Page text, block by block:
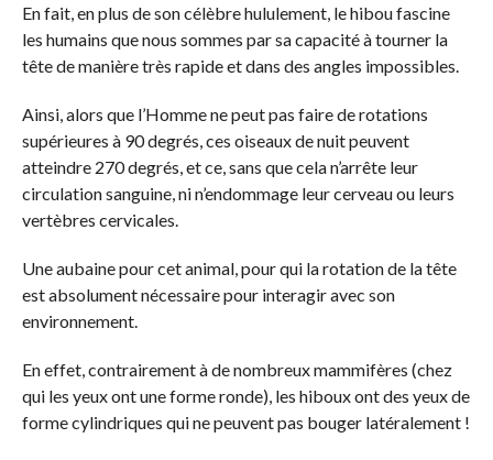
En fait, en plus de son célèbre hululement, le hibou fascine
les humains que nous sommes par sa capacité à tourner la
tête de manière très rapide et dans des angles impossibles.
Ainsi, alors que l’Homme ne peut pas faire de rotations
supérieures à 90 degrés, ces oiseaux de nuit peuvent
atteindre 270 degrés, et ce, sans que cela n’arrête leur
circulation sanguine, ni n’endommage leur cerveau ou leurs
vertèbres cervicales.
Une aubaine pour cet animal, pour qui la rotation de la tête
est absolument nécessaire pour interagir avec son
environnement.
En effet, contrairement à de nombreux mammifères (chez
qui les yeux ont une forme ronde), les hiboux ont des yeux de
forme cylindriques qui ne peuvent pas bouger latéralement !